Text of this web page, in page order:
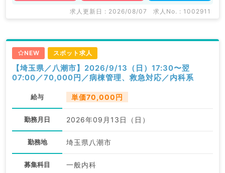
求人更新日 : 2026/08/07 求人No. : 1002911
NEW スポット求人
【埼玉県／八潮市】2026/9/13（日）17:30〜翌
07:00／70,000円／病棟管理、救急対応／内科系
給与 単価70,000円
勤務月日 2026年09月13日（日）
勤務地 埼玉県八潮市
募集科目 一般内科